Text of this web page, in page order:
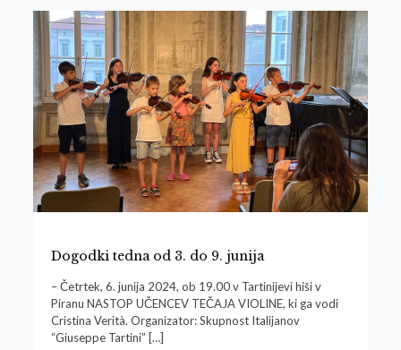
Dogodki tedna od 3. do 9. junija
– Četrtek, 6. junija 2024, ob 19.00 v Tartinijevi hiši v
Piranu NASTOP UČENCEV TEČAJA VIOLINE, ki ga vodi
Cristina Verità. Organizator: Skupnost Italijanov
“Giuseppe Tartini” […]